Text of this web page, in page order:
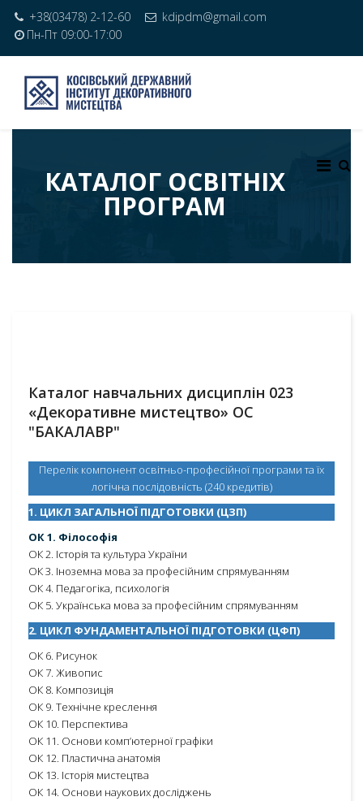
+38(03478) 2-12-60
kdipdm@gmail.com
Пн-Пт 09:00-17:00
КАТАЛОГ ОСВІТНІХ
ПРОГРАМ
Каталог навчальних дисциплін 023
«Декоративне мистецтво» ОС
"БАКАЛАВР"
Перелік компонент освітньо-професійної програми та їх
логічна послідовність (240 кредитів)
1. ЦИКЛ ЗАГАЛЬНОЇ ПІДГОТОВКИ (ЦЗП)
ОК 1. Філософія
ОК 2. Історія та культура України
ОК 3. Іноземна мова за професійним спрямуванням
ОК 4. Педагогіка, психологія
ОК 5. Українська мова за професійним спрямуванням
2. ЦИКЛ ФУНДАМЕНТАЛЬНОЇ ПІДГОТОВКИ (ЦФП)
ОК 6. Рисунок
ОК 7. Живопис
ОК 8. Композиція
ОК 9. Технічне креслення
ОК 10. Перспектива
ОК 11. Основи комп’ютерної графіки
ОК 12. Пластична анатомія
ОК 13. Історія мистецтва
ОК 14. Основи наукових досліджень